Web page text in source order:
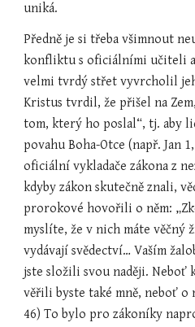
uniká.
Předně je si třeba všimnout
konfliktu s oficiálními učiteli a
velmi tvrdý střet vyvrcholil
Kristus tvrdil, že přišel na
tom, který ho poslal“, tj. aby
povahu Boha-Otce (např. Jan
oficiální vykladače zákona z
kdyby zákon skutečně znali,
prorokové hovořili o něm:
myslíte, že v nich máte věčný
vydávají svědectví… Vaším
jste složili svou naději. Neboť
věřili byste také mně, neboť o
46) To bylo pro zákoníky